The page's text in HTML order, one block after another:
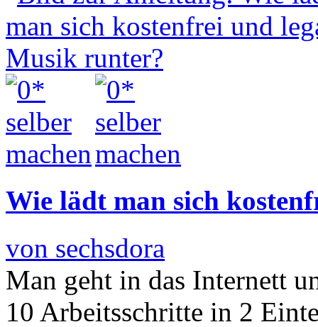
Wie lädt man sich
von sechsdora
Man geht in das Internett
10 Arbeitsschritte in 2